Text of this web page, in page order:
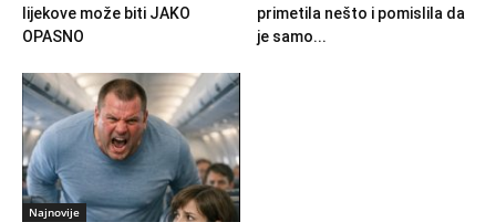
lijekove može biti JAKO
OPASNO
primetila nešto i pomislila da
je samo...
Najnovije